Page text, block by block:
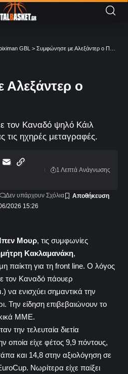
GBL > Συμφώνησε με Αλεξάντερ ο ΠΑΟΚ!
ο
Καναδό ψηλό Κάιλ
τις ηχηρές μεταγραφές.
2026 15:26
Δεν υπάρχουν Σχόλια
1 Λεπτά Aνάγνωσης
Μουρ, τις συμφωνίες
Κακλαμανάκη,
παίκτη για τη front line. Ο λόγος
τον Καναδό πάουερ
να ενισχύει σημαντικά την
Την είδηση επιβεβαιώνουν το
ΜΜΕ.
την τελευταία διετία
οποία είχε φέτος 9,9 πόντους,
και 14,8 στην αξιολόγηση σε
Νωρίτερα είχε παίξει